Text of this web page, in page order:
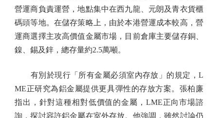
營運商負責運營，地點集中在西九龍、元朗及青衣貨櫃
碼頭等地。在儲存策略上，由於本港營運成本較高，營
運商選擇主攻高價值金屬市場，目前倉庫主要儲存銅、
鎳、錫及鋅，總存量約2.5萬噸。
有別於現行「所有金屬必須室內存放」的規定，L
ME正研究為鋁金屬提供更具彈性的存放方案。張柏廉
指出，針對這種相對低價值的金屬，LME正向市場諮
詢，探討容許鋁金屬在室外存放。他強調，雖然討論仍